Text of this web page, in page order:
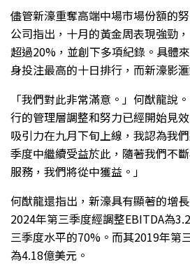
儘管新濠重奪高端中場市場份額的
公司指出，十月的黃金周表現強勁
超過20%，並創下多項紀錄。具體
身投注最高的十日排行，而新濠影
「我們對此非常滿意。」何猷龍說
行的管理層調整和努力已經開始見
吸引力在九月下旬上線，我認為我
季度中繼續受益於此，隨著我們不
服務，我們將從中獲益。」
何猷龍還指出，新濠具有顯著的增
2024年第三季度經調整EBITDA為
三季度水平的70%。而其2019年第
為4.18億美元。